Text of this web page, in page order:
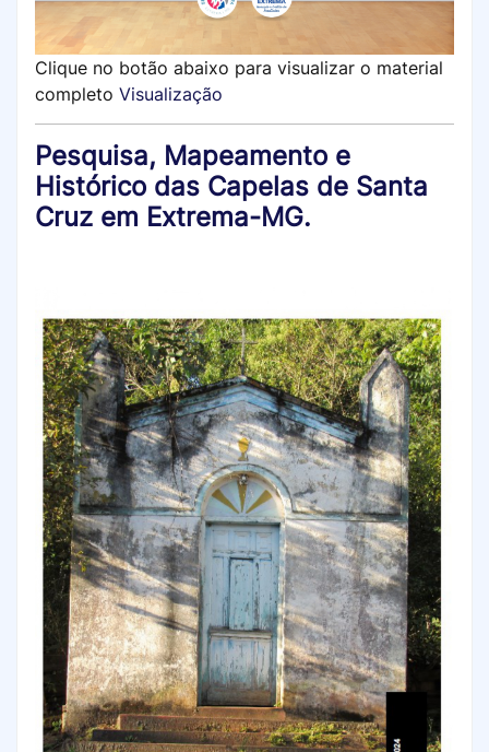
Clique no botão abaixo para visualizar o material
completo Visualização
Pesquisa, Mapeamento e
Histórico das Capelas de Santa
Cruz em Extrema-MG.